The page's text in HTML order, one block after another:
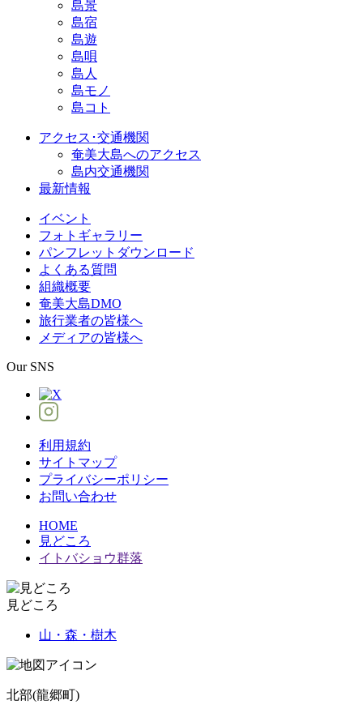
島景
島宿
島遊
島唄
島人
島モノ
島コト
アクセス･交通機関
奄美大島へのアクセス
島内交通機関
最新情報
イベント
フォトギャラリー
パンフレットダウンロード
よくある質問
組織概要
奄美大島DMO
旅行業者の皆様へ
メディアの皆様へ
Our SNS
利用規約
サイトマップ
プライバシーポリシー
お問い合わせ
HOME
見どころ
イトバショウ群落
見どころ
山・森・樹木
北部(龍郷町)